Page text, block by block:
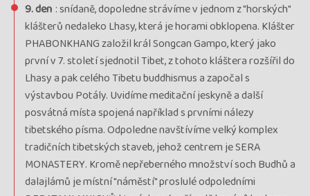
9. den : snídaně, dopoledne strávíme v jednom z "horských"
klášterů nedaleko Lhasy, která je horami obklopena. Klášter
PHABONKHANG založil král Songcan Gampo, který jako
první v 7. století sjednotil Tibet, z tohoto kláštera rozšířil do
Lhasy a pak celého Tibetu buddhismus a započal s
výstavbou Potály. Uvidíme meditační jeskyně a další
posvátná místa spojená například s prvními nálezy
tibetského písma. Odpoledne navštívíme velký komplex
tradičních tibetských staveb, jehož centrem je SERA
MONASTERY. Kromě nepřeberného množství soch Budhů a
dalajlámů je místní "náměstí" proslulé odpoledními